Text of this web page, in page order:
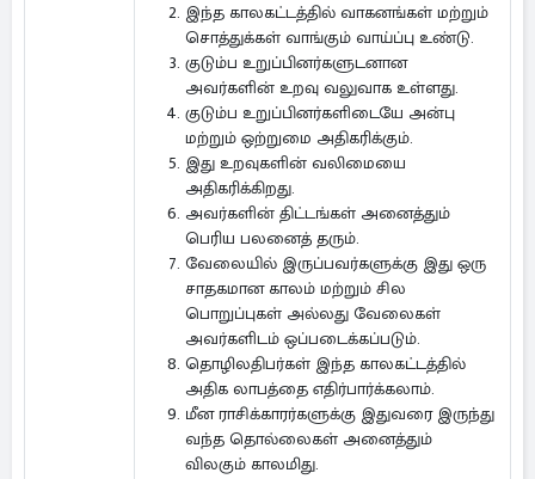
இந்த காலகட்டத்தில் வாகனங்கள் மற்றும்
சொத்துக்கள் வாங்கும் வாய்ப்பு உண்டு.
குடும்ப உறுப்பினர்களுடனான
அவர்களின் உறவு வலுவாக உள்ளது.
குடும்ப உறுப்பினர்களிடையே அன்பு
மற்றும் ஒற்றுமை அதிகரிக்கும்.
இது உறவுகளின் வலிமையை
அதிகரிக்கிறது.
அவர்களின் திட்டங்கள் அனைத்தும்
பெரிய பலனைத் தரும்.
வேலையில் இருப்பவர்களுக்கு இது ஒரு
சாதகமான காலம் மற்றும் சில
பொறுப்புகள் அல்லது வேலைகள்
அவர்களிடம் ஒப்படைக்கப்படும்.
தொழிலதிபர்கள் இந்த காலகட்டத்தில்
அதிக லாபத்தை எதிர்பார்க்கலாம்.
மீன ராசிக்காரர்களுக்கு இதுவரை இருந்து
வந்த தொல்லைகள் அனைத்தும்
விலகும் காலமிது.